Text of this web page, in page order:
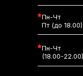
Пн-Чт
Пт (до
Пн-Чт
(18.00-